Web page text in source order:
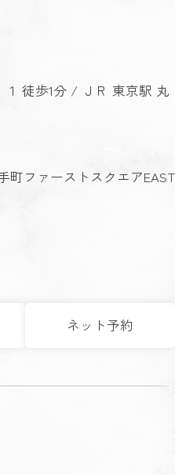
徒歩1分 / ＪＲ 東京駅 丸
町ファーストスクエアEAST
ネット予約